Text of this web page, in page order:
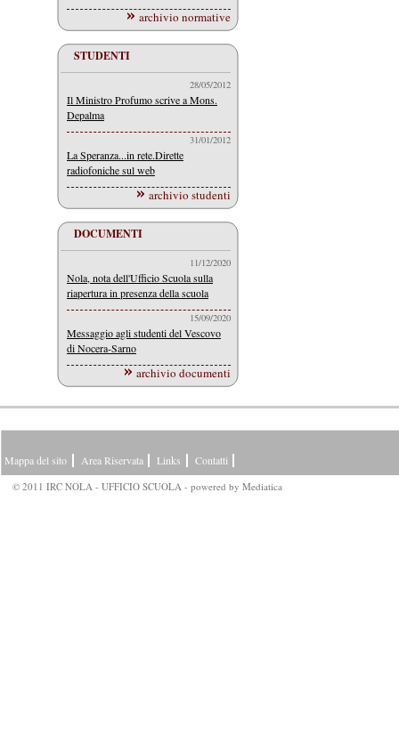
archivio normative
STUDENTI
28/05/2012
Il Ministro Profumo scrive a Mons.
Depalma
31/01/2012
La Speranza...in rete.Dirette
radiofoniche sul web
archivio studenti
DOCUMENTI
11/12/2020
Nola, nota dell'Ufficio Scuola sulla
riapertura in presenza della scuola
15/09/2020
Messaggio agli studenti del Vescovo
di Nocera-Sarno
archivio documenti
Mappa del sito Area Riservata Links Contatti
© 2011 IRC NOLA - UFFICIO SCUOLA - powered by Mediatica